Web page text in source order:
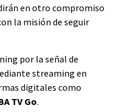
en otro compromiso
la misión de seguir
por la señal de
streaming en
digitales como
TV Go.